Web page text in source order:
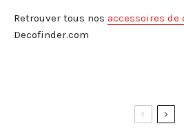
Retrouver tous nos accessoires de
Decofinder.com